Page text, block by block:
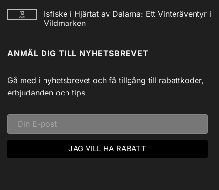
AM/FM
Powerbank
inkl
till
Utforska
Siljans
Svadlings
Guidade
19
dec
Isfiske i Hjärtat av Dalarna: Ett Vinteräventyr i
Vildmarken
Isfiske
i
Dalarna:
Ett
Vinteräventyr
i
ANMÄL DIG TILL NYHETSBREVET
Gå med i nyhetsbrevet och få tillgång till rabattkoder,
erbjudanden och tips.